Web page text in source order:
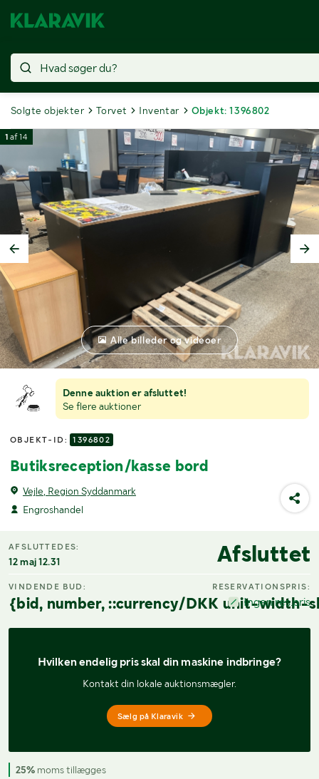
Solgte objekter Torvet Inventar Objekt: 1396802
Denne auktion er afsluttet!
Se flere auktioner
OBJEKT-ID: 1396802
Butiksreception/kasse bord
Vejle, Region Syddanmark
Engroshandel
1 af14
Alle billeder og videoer
AFSLUTTEDES:
12 maj 12.31 Afsluttet
VINDENDE BUD:
{bid, number, ::currency/DKK unit-width-
RESERVATIONSPRIS:
Ingen res.pris
Hvilken endelig pris skal din maskine indbringe?
Kontakt din lokale auktionsmægler.
Sælg på Klaravik
25% moms tillægges